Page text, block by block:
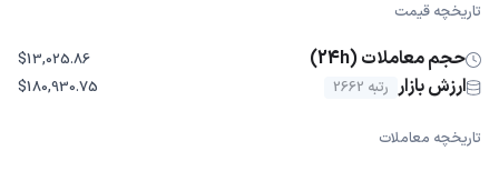
تاریخچه قیمت
حجم معاملات (24h) $13,025.86
ارزش بازار رتبه 2662 $180,930.75
تاریخچه معاملات